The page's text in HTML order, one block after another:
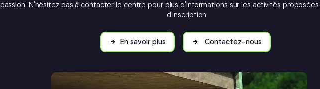
passion. N'hésitez pas à contacter le centre pour plus d'informations sur les activités
d'inscription.
En savoir plus Contactez-nous